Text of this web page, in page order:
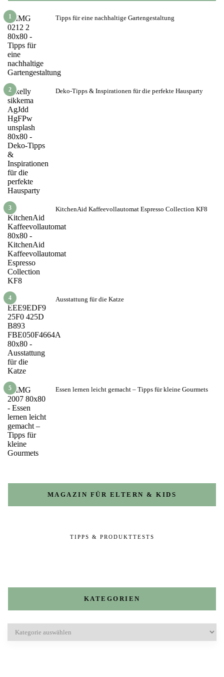
1 Tipps für eine nachhaltige Gartengestaltung
2 Deko-Tipps & Inspirationen für die perfekte Hausparty
3 KitchenAid Kaffeevollautomat Espresso Collection KF8
4 Ausstattung für die Katze
5 Essen lernen leicht gemacht – Tipps für kleine Gourmets
MAGAZIN FÜR ELTERN & KIDS
TIPPS & PRODUKTTESTS
KATEGORIEN